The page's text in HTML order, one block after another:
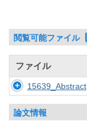
閲覧可能ファイル
ファイル
15639_Abstract
論文情報